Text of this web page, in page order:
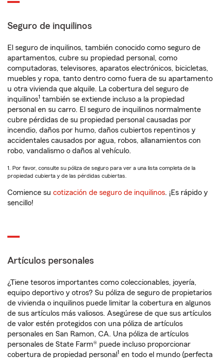
Seguro de inquilinos
El seguro de inquilinos, también conocido como seguro de
apartamentos, cubre su propiedad personal, como
computadoras, televisores, aparatos electrónicos, bicicletas,
muebles y ropa, tanto dentro como fuera de su apartamento
u otra vivienda que alquile. La cobertura del seguro de
inquilinos1 también se extiende incluso a la propiedad
personal en su carro. El seguro de inquilinos normalmente
cubre pérdidas de su propiedad personal causadas por
incendio, daños por humo, daños cubiertos repentinos y
accidentales causados por agua, robos, allanamientos con
robo, vandalismo o daños al vehículo.
1. Por favor, consulte su póliza de seguro para ver a una lista completa de la
propiedad cubierta y de las pérdidas cubiertas.
Comience su cotización de seguro de inquilinos. ¡Es rápido y
sencillo!
Artículos personales
¿Tiene tesoros importantes como coleccionables, joyería,
equipo deportivo y otros? Su póliza de seguro de propietarios
de vivienda o inquilinos puede limitar la cobertura en algunos
de sus artículos más valiosos. Asegúrese de que sus artículos
de valor estén protegidos con una póliza de artículos
personales en San Ramon, CA. Una póliza de artículos
personales de State Farm® puede incluso proporcionar
cobertura de propiedad personal 1 en todo el mundo (perfecta